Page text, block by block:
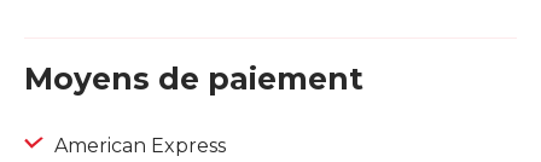
Moyens de paiement
American Express